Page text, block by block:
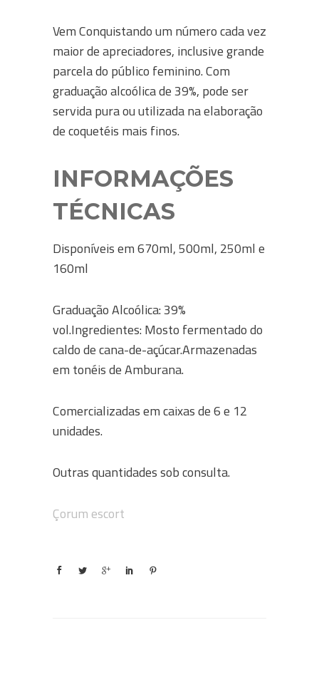
Vem Conquistando um número cada vez
maior de apreciadores, inclusive grande
parcela do público feminino. Com
graduação alcoólica de 39%, pode ser
servida pura ou utilizada na elaboração
de coquetéis mais finos.
INFORMAÇÕES
TÉCNICAS
Disponíveis em 670ml, 500ml, 250ml e
160ml
Graduação Alcoólica: 39%
vol.Ingredientes: Mosto fermentado do
caldo de cana-de-açúcar.Armazenadas
em tonéis de Amburana.
Comercializadas em caixas de 6 e 12
unidades.
Outras quantidades sob consulta.
Çorum escort